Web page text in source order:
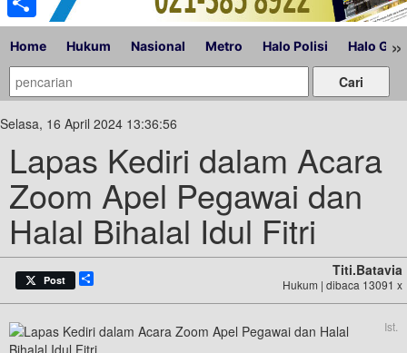
Home Hukum Nasional Metro Halo Polisi Halo »
Selasa, 16 April 2024 13:36:56
Lapas Kediri dalam Acara
Zoom Apel Pegawai dan
Halal Bihalal Idul Fitri
Post
Titi.batavia
Hukum | dibaca 13091 x
Ist.
Share